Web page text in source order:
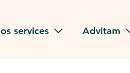
services Advitam